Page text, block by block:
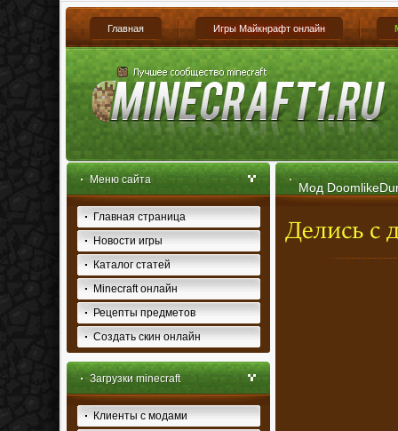
Главная Игры Майкнрафт онлайн
Меню сайта
Главная страница
Новости игры
Каталог статей
Minecraft онлайн
Рецепты предметов
Создать скин онлайн
Загрузки minecraft
Клиенты с модами
Мод